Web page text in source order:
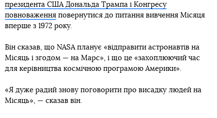
президента США Дональда Трампа і Конгресу
повноваження повернутися до питання вивчення Місяця
вперше з 1972 року.
Він сказав, що NASA планує «відправити астронавтів на
Місяць і згодом — на Марс», і що це «захоплюючий час
для керівництва космічною програмою Америки».
«Я дуже радий знову поговорити про висадку людей на
Місяць», — сказав він.